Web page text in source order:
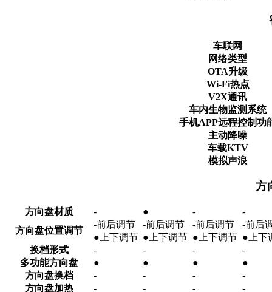
车联网
网络类型
OTA升级
Wi-Fi热点
V2X通讯
车内生物监测系统
手机APP远程控制功
主动降噪
车载KTV
模拟声浪
方
方向盘材质 - ● -
-
方向盘位置调节
-前后调节
●上下调节
-前后调节
●上下调节
-前后调节
●上下调节
-前后
●上下
换档形式
- - -
-
多功能方向盘
● ● ●
●
方向盘换档
- - -
-
方向盘加热
- - -
-